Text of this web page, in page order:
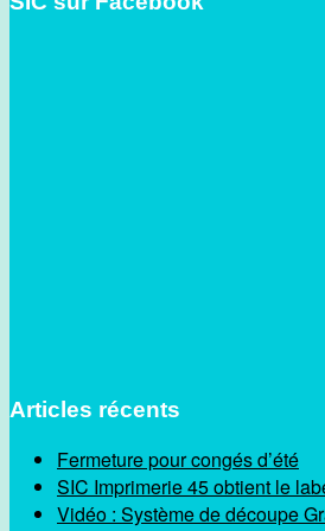
Articles récents
Fermeture pour congés d’été
SIC Imprimerie 45 obtient le
Vidéo : Système de découpe